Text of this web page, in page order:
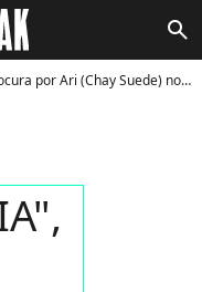
search
no Rio de Janeiro após sair da prisão - Foto